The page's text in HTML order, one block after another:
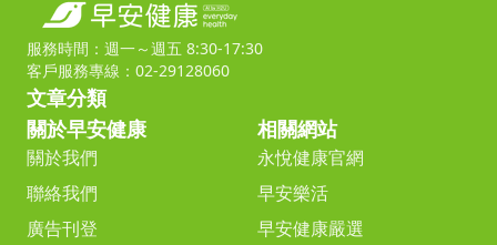
服務時間：週一～週五 8:30-17:30
客戶服務專線：02-29128060
文章分類
關於早安健康
關於我們
聯絡我們
廣告刊登
相關網站
永悅健康官網
早安樂活
早安健康嚴選